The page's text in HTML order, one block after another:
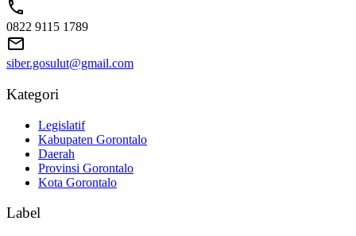
0822 9115 1789
siber.gosulut@gmail.com
Kategori
Legislatif
Kabupaten Gorontalo
Daerah
Provinsi Gorontalo
Kota Gorontalo
Label